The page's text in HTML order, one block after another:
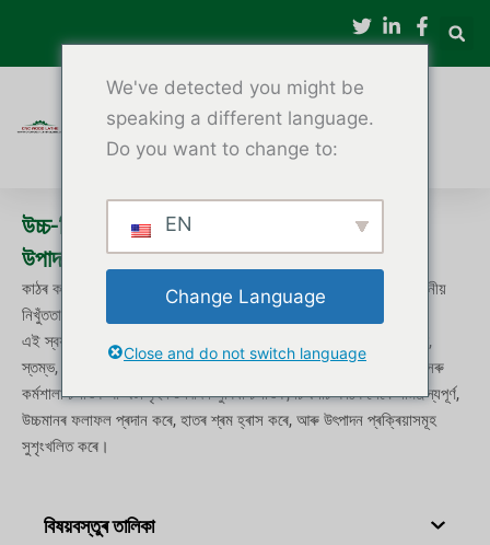
উচ্চ-নিখুঁত চিএনচি কাঠ লেথ – আচবাব আৰু সজ্জাগত
উপাদানৰ বাবে স্বয়ংক্ৰিয় কাঠটাৰ্নিং
কাঠৰ কামৰ পেছাদাৰী আৰু আচবাব নিৰ্মাতাসকলৰ বাবে চিএনচি কাঠৰ লেথে অতুলনীয়
নিখুঁততা আৰু কাৰ্যক্ষমতা প্ৰদান কৰে।
এই স্বয়ংক্ৰিয় মেচিনবোৰ নলাকাৰ কাঠৰ অংশ যেনে চিৰিৰ স্পিণ্ডল, টেবুলৰ ভৰি,
স্তম্ভ, আৰু সজ্জাগত উপাদানৰ আকৃতিৰ বাবে ডিজাইন কৰা হৈছে। আপুনি এটা সৰু
কৰ্মশালা চলাওক বা এটা বৃহৎ উৎপাদন সুবিধা চলাওক, চিএনচি কাঠৰ লেথে সামঞ্জস্যপূৰ্ণ,
উচ্চমানৰ ফলাফল প্ৰদান কৰে, হাতৰ শ্ৰম হ্ৰাস কৰে, আৰু উৎপাদন প্ৰক্ৰিয়াসমূহ
সুশৃংখলিত কৰে।
বিষয়বস্তুৰ তালিকা
We've detected you might be
speaking a different language.
Do you want to change to:
EN
Change Language
Close and do not switch language